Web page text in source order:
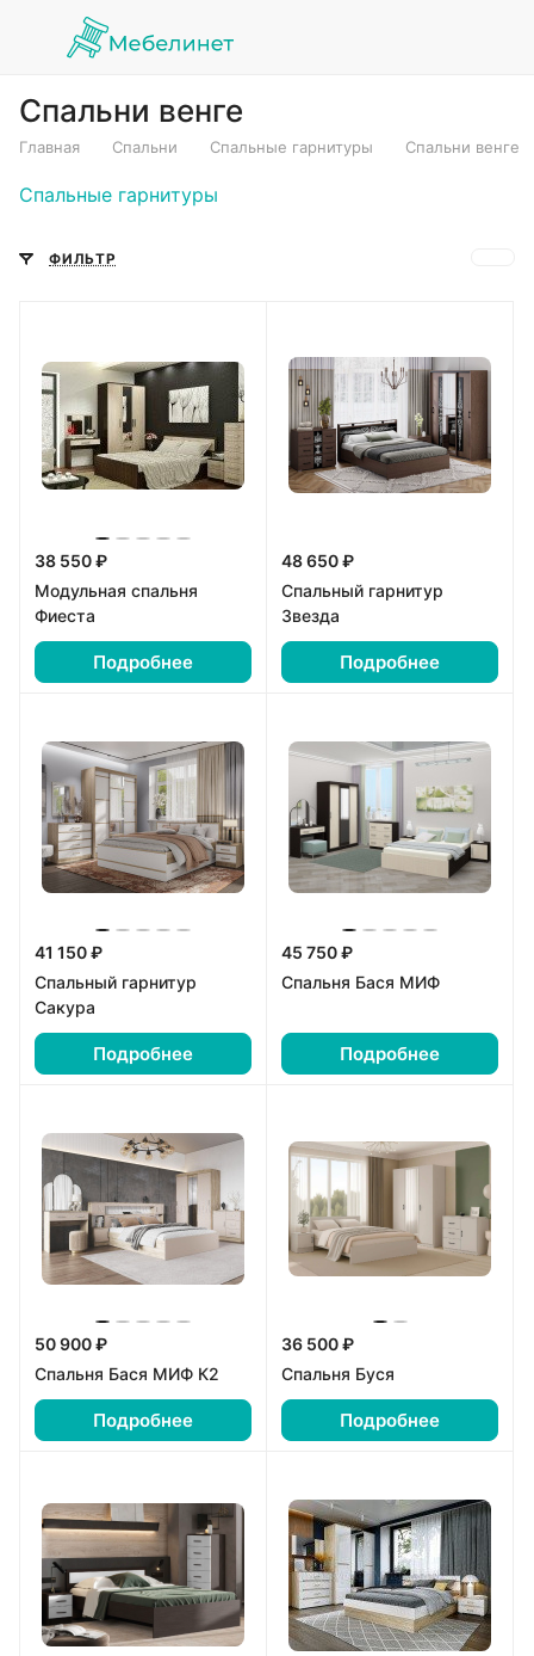
Спальни венге
Главная Спальни Спальные гарнитуры Спальни венге
Спальные гарнитуры
ФИЛЬТР
38 550 ₽
Модульная спальня
Фиеста
Подробнее
48 650 ₽
Спальный гарнитур
Звезда
Подробнее
41 150 ₽
Спальный гарнитур
Сакура
Подробнее
45 750 ₽
Спальня Бася МИФ
Подробнее
50 900 ₽
Спальня Бася МИФ К2
Подробнее
36 500 ₽
Спальня Буся
Подробнее